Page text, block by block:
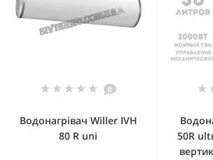
0
Водонагрівач Willer IVH
80 R uni
50R